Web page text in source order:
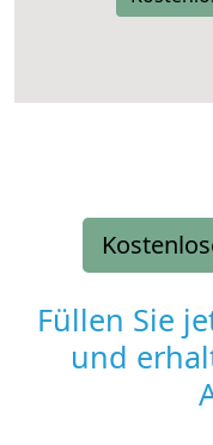
Füllen Sie
und